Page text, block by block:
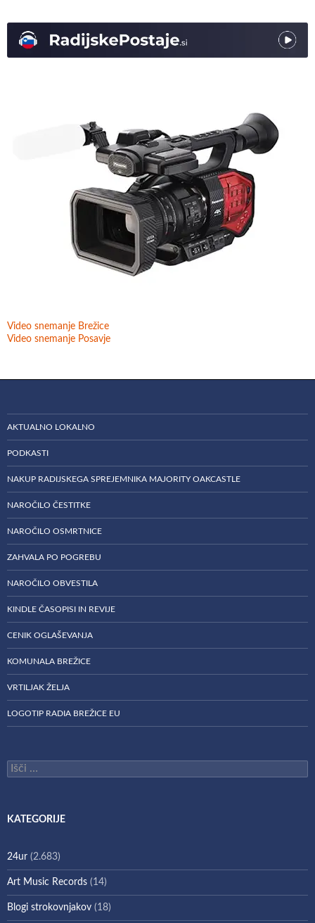
Video snemanje Brežice
Video snemanje Posavje
AKTUALNO LOKALNO
PODKASTI
NAKUP RADIJSKEGA SPREJEMNIKA MAJORITY OAKCASTLE
NAROČILO ČESTITKE
NAROČILO OSMRTNICE
ZAHVALA PO POGREBU
NAROČILO OBVESTILA
KINDLE ČASOPISI IN REVIJE
CENIK OGLAŠEVANJA
KOMUNALA BREŽICE
VRTILJAK ŽELJA
LOGOTIP RADIA BREŽICE EU
Išči:
KATEGORIJE
24ur (2.683)
Art Music Records (14)
Blogi strokovnjakov (18)